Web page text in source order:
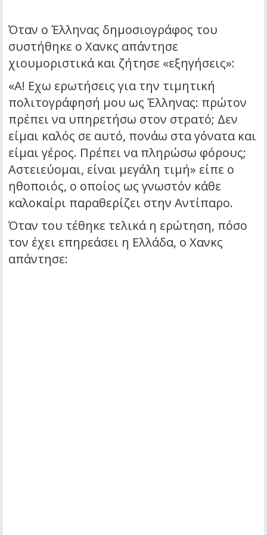
Όταν ο Έλληνας δημοσιογράφος του
συστήθηκε ο Χανκς απάντησε
χιουμοριστικά και ζήτησε «εξηγήσεις»:
«Α! Εχω ερωτήσεις για την τιμητική
πολιτογράφησή μου ως Έλληνας: πρώτον
πρέπει να υπηρετήσω στον στρατό; Δεν
είμαι καλός σε αυτό, πονάω στα γόνατα και
είμαι γέρος. Πρέπει να πληρώσω φόρους;
Αστειεύομαι, είναι μεγάλη τιμή» είπε ο
ηθοποιός, ο οποίος ως γνωστόν κάθε
καλοκαίρι παραθερίζει στην Αντίπαρο.
Όταν του τέθηκε τελικά η ερώτηση, πόσο
τον έχει επηρεάσει η Ελλάδα, ο Χανκς
απάντησε: